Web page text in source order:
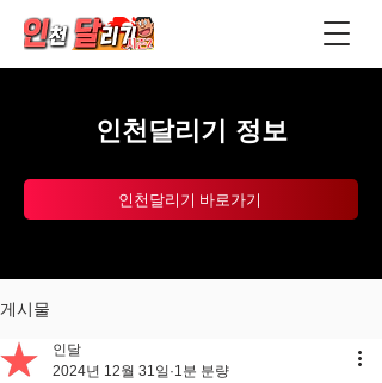
인천달리기 정보
인천달리기 바로가기
게시물
인달
2024년 12월 31일 1분 분량